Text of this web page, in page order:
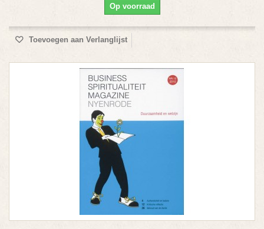
Op voorraad
Toevoegen aan Verlanglijst